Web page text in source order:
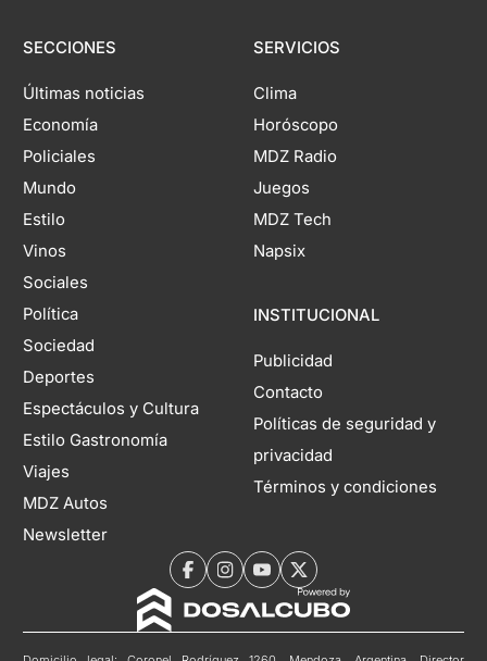
SECCIONES
Últimas noticias
Economía
Policiales
Mundo
Estilo
Vinos
Sociales
Política
Sociedad
Deportes
Espectáculos y Cultura
Estilo Gastronomía
Viajes
MDZ Autos
Newsletter
SERVICIOS
Clima
Horóscopo
MDZ Radio
Juegos
MDZ Tech
Napsix
INSTITUCIONAL
Publicidad
Contacto
Políticas de seguridad y
privacidad
Términos y condiciones